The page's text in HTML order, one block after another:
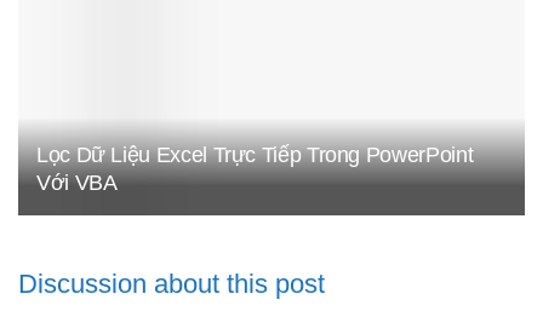
Lọc Dữ Liệu Excel Trực Tiếp Trong PowerPoint
Với VBA
Discussion about this post